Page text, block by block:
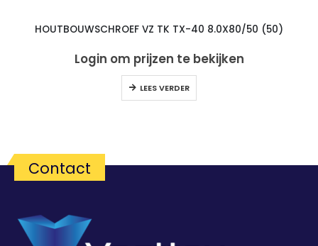
HOUTBOUWSCHROEF VZ TK TX-40 8.0X80/50 (50)
Login om prijzen te bekijken
LEES VERDER
Contact